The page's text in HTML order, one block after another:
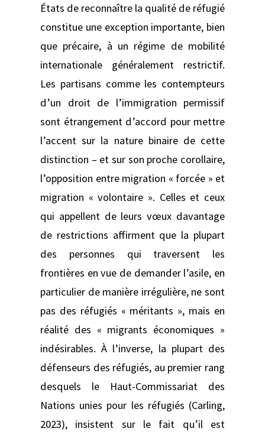
États de reconnaître la qualité de réfugié
constitue une exception importante, bien
que précaire, à un régime de mobilité
internationale généralement restrictif.
Les partisans comme les contempteurs
d’un droit de l’immigration permissif
sont étrangement d’accord pour mettre
l’accent sur la nature binaire de cette
distinction – et sur son proche corollaire,
l’opposition entre migration « forcée » et
migration « volontaire ». Celles et ceux
qui appellent de leurs vœux davantage
de restrictions affirment que la plupart
des personnes qui traversent les
frontières en vue de demander l’asile, en
particulier de manière irrégulière, ne sont
pas des réfugiés « méritants », mais en
réalité des « migrants économiques »
indésirables. À l’inverse, la plupart des
défenseurs des réfugiés, au premier rang
desquels le Haut-Commissariat des
Nations unies pour les réfugiés (Carling,
2023), insistent sur le fait qu’il est